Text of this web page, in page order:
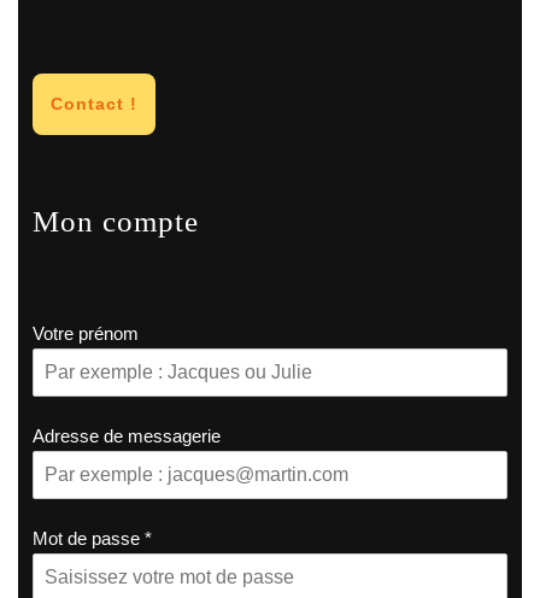
Contact !
Mon compte
Votre prénom
Adresse de messagerie
Mot de passe *